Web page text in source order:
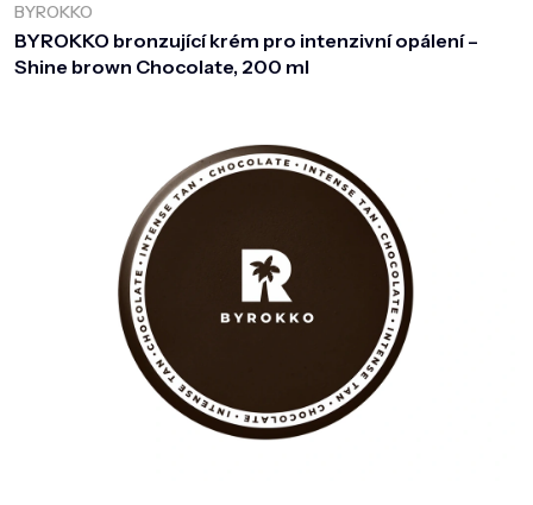
ZDRAVÍ
KOSMETICKÉ PŘÍSTROJE
DOMÁCNOST
BYROKKO bronzující krém pro intenzivní opálení –
Shine brown Chocolate, 200 ml
BYROKKO